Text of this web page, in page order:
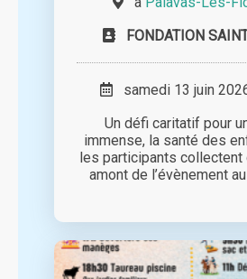
FONDATION
samedi 13 juin
Un défi caritatif pour
immense, la santé des
les participants collectent
amont de l’évènement au